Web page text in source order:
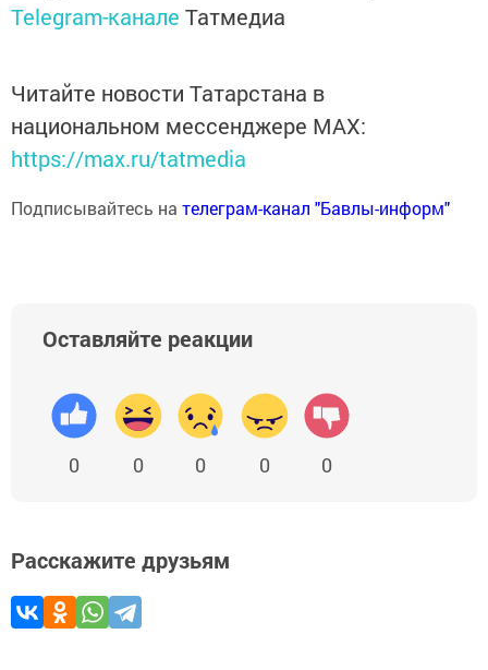
Telegram-канале Татмедиа
Читайте новости Татарстана в
национальном мессенджере MАХ:
https://max.ru/tatmedia
Подписывайтесь на телеграм-канал "Бавлы-информ"
Оставляйте реакции
0 0 0 0 0
Расскажите друзьям